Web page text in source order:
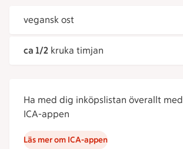
vegansk ost
ca 1/2 kruka timjan
Ha med dig inköpslistan överallt med
ICA-appen
Läs mer om ICA-appen